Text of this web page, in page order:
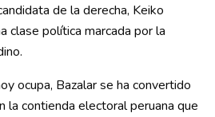
de la derecha, Keiko
clase política marcada por la
ocupa, Bazalar se ha convertido
la contienda electoral peruana que